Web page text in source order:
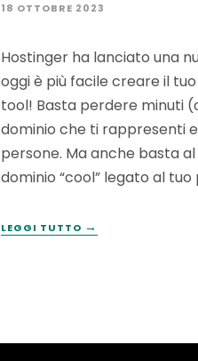
18 OTTOBRE 2023
Hostinger ha lanciato una
oggi è più facile creare il
tool! Basta perdere minuti
dominio che ti rappresenti
persone. Ma anche basta
dominio “cool” legato al
LEGGI TUTTO →